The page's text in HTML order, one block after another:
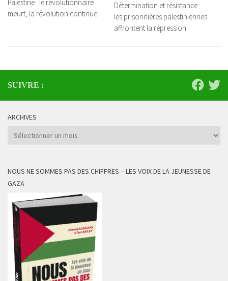
Palestine : le révolutionnaire
meurt, la révolution continue
Détermination et résistance :
les prisonnières palestiniennes
affrontent la répression
SUIVRE :
ARCHIVES
Archives
NOUS NE SOMMES PAS DES CHIFFRES – LES VOIX DE LA JEUNESSE DE
GAZA